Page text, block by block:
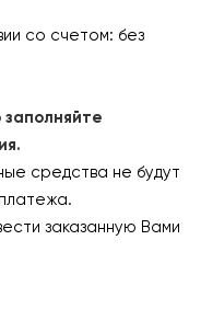
со счетом: без
средства не будут
заказанную Вами